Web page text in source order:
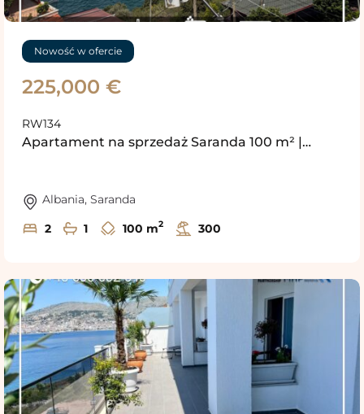
Nowość w ofercie
225,000 €
RW134
Apartament na sprzedaż Saranda 100 m² |…
Albania, Saranda
2
1 100 m2 300